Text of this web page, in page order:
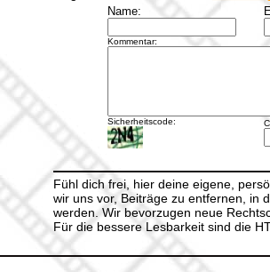
Name:
Kommentar:
Sicherheitscode:
Fühl dich frei, hier deine eigene,
wir uns vor, Beiträge zu entfernen, in
werden. Wir bevorzugen neue
Für die bessere Lesbarkeit sind die